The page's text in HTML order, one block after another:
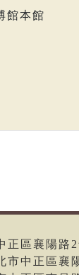
館本館
區襄陽路
中正區襄